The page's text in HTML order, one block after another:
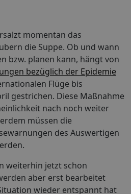
momentan das
die Suppe. Ob und wann
bzw. planen kann, hängt von
bezüglich der Epidemie
Flüge bis
gestrichen. Diese Maßnahme
nach noch weiter
müssen die
des Auswertigen
weiterhin jetzt schon
aber erst bearbeitet
wieder entspannt hat